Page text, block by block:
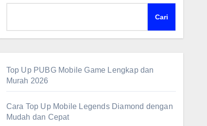
Cari
Top Up PUBG Mobile Game Lengkap dan
Murah 2026
Cara Top Up Mobile Legends Diamond dengan
Mudah dan Cepat